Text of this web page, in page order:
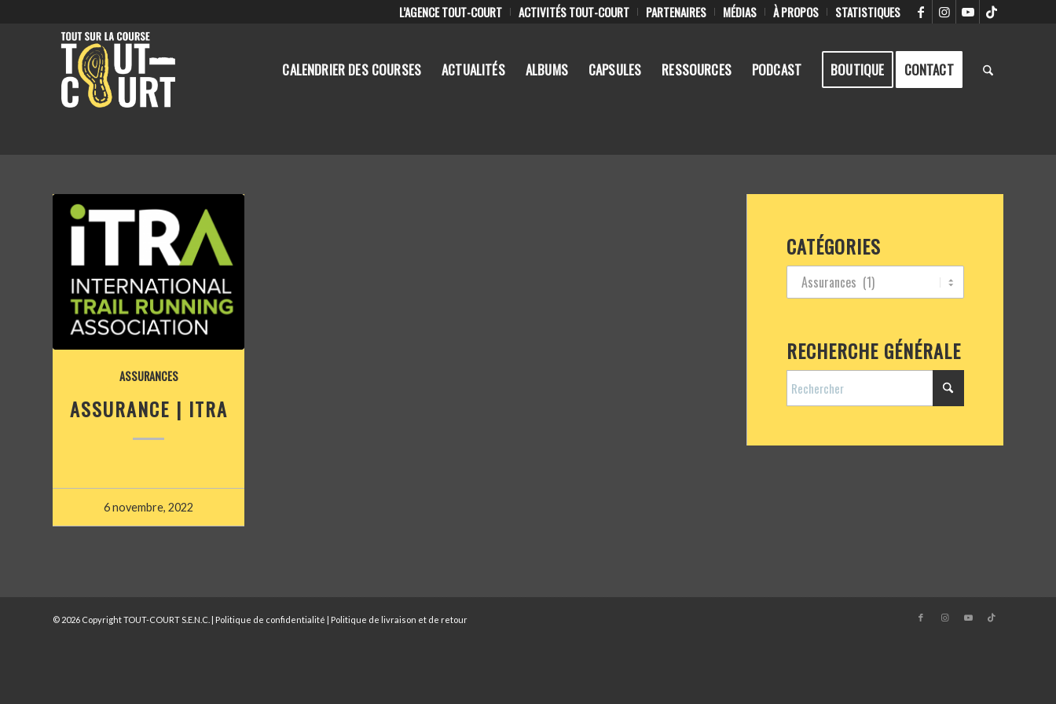
L’AGENCE TOUT-COURT ACTIVITÉS TOUT-COURT PARTENAIRES MÉDIAS À PROPOS STATISTIQUES
CALENDRIER DES COURSES ACTUALITÉS ALBUMS CAPSULES RESSOURCES PODCAST BOUTIQUE CONTACT
ASSURANCES
ASSURANCE | ITRA
6 novembre, 2022
CATÉGORIES
RECHERCHE GÉNÉRALE
© 2026 Copyright TOUT-COURT S.E.N.C. | Politique de confidentialité | Politique de livraison et de retour